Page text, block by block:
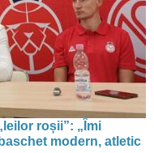
roșii”: „Îmi
modern, atletic